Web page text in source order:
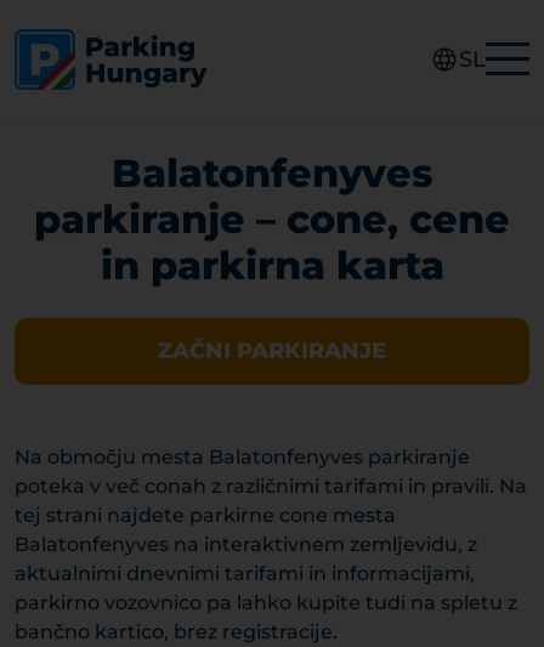
SL
Balatonfenyves
parkiranje – cone, cene
in parkirna karta
ZAČNI PARKIRANJE
Na območju mesta Balatonfenyves parkiranje
poteka v več conah z različnimi tarifami in pravili. Na
tej strani najdete parkirne cone mesta
Balatonfenyves na interaktivnem zemljevidu, z
aktualnimi dnevnimi tarifami in informacijami,
parkirno vozovnico pa lahko kupite tudi na spletu z
bančno kartico, brez registracije.